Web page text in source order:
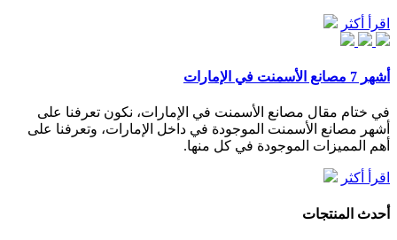
اقرأ أكثر
أشهر 7 مصانع الأسمنت في الإمارات
في ختام مقال مصانع الأسمنت في الإمارات، نكون تعرفنا على
أشهر مصانع الأسمنت الموجودة في داخل الإمارات، وتعرفنا على
أهم المميزات الموجودة في كل منها.
اقرأ أكثر
أحدث المنتجات